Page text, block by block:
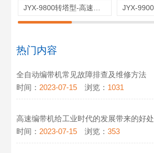
热门内容
全自动编带机常见故障排查及维修方法
时间： 2023-07-15 浏览： 1031
高速编带机给工业时代的发展带来的好处
时间： 2023-07-15 浏览：353